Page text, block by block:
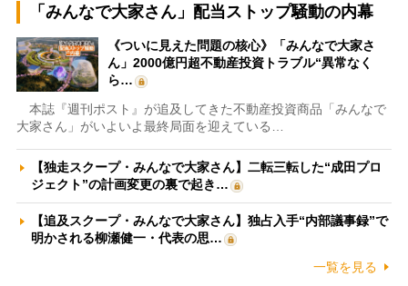
「みんなで大家さん」配当ストップ騒動の内幕
《ついに見えた問題の核心》「みんなで大家さ
ん」2000億円超不動産投資トラブル“異常なく
ら…
本誌『週刊ポスト』が追及してきた不動産投資商品「みんなで
大家さん」がいよいよ最終局面を迎えている…
【独走スクープ・みんなで大家さん】二転三転した“成田プロ
ジェクト”の計画変更の裏で起き…
【追及スクープ・みんなで大家さん】独占入手“内部議事録”で
明かされる柳瀬健一・代表の思…
一覧を見る